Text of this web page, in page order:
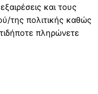
και τους
της πολιτικής καθώς
πληρώνετε